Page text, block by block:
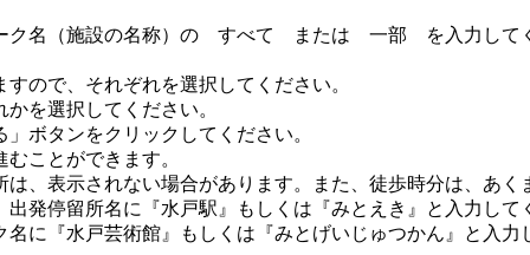
ク名（施設の名称）の すべて または 一部 を入力して
ので、それぞれを選択してください。
を選択してください。
ボタンをクリックしてください。
ことができます。
、表示されない場合があります。また、徒歩時分は、あ
発停留所名に『水戸駅』もしくは『みとえき』と入力して
『水戸芸術館』もしくは『みとげいじゅつかん』と入力